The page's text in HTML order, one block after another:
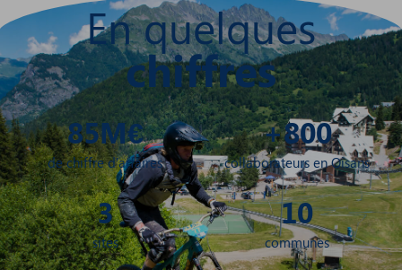
En quelques
chiffres
de chiffre d’affaires
85M€
collaborateurs en Oisans
+800
sites
3
communes
10